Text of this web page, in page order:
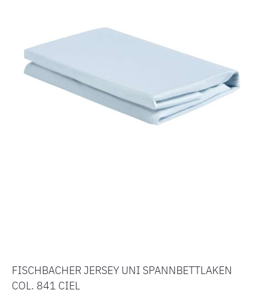
FISCHBACHER JERSEY UNI SPANNBETTLAKEN
COL. 841 CIEL